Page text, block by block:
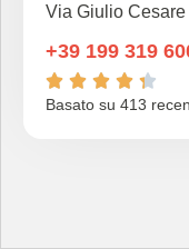
Via Giulio
+39 199 319
    
Basato su 413